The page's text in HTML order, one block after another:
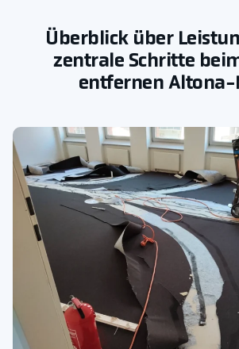
Überblick über
zentrale Schritte
entfernen Altona-